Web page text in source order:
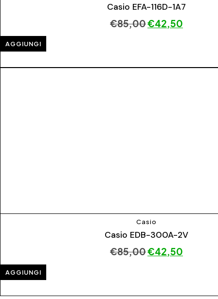
Casio EFA-116D-1A7
€85,00€42,50
AGGIUNGI
Casio
Casio EDB-300A-2V
€85,00€42,50
AGGIUNGI